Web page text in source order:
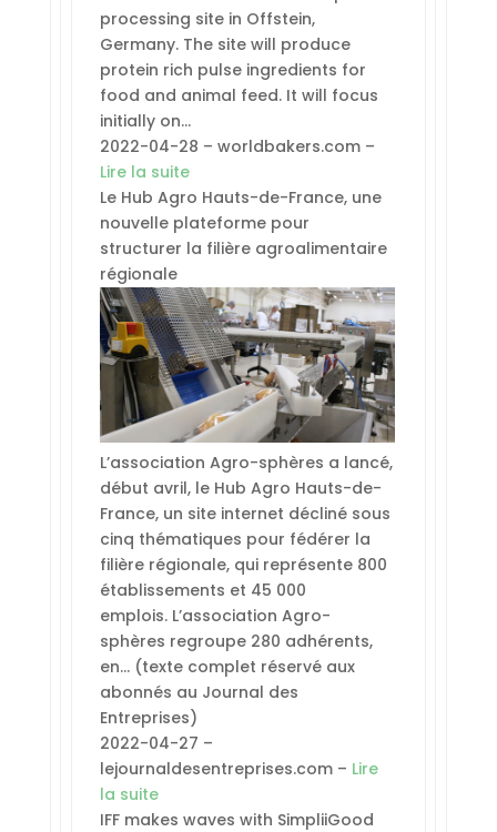
processing site in Offstein,
Germany. The site will produce
protein rich pulse ingredients for
food and animal feed. It will focus
initially on…
2022-04-28 – worldbakers.com –
Lire la suite
Le Hub Agro Hauts-de-France, une
nouvelle plateforme pour
structurer la filière agroalimentaire
régionale
L’association Agro-sphères a lancé,
début avril, le Hub Agro Hauts-de-
France, un site internet décliné sous
cinq thématiques pour fédérer la
filière régionale, qui représente 800
établissements et 45 000
emplois. L’association Agro-
sphères regroupe 280 adhérents,
en… (texte complet réservé aux
abonnés au Journal des
Entreprises)
2022-04-27 –
lejournaldesentreprises.com – Lire
la suite
IFF makes waves with SimpliiGood